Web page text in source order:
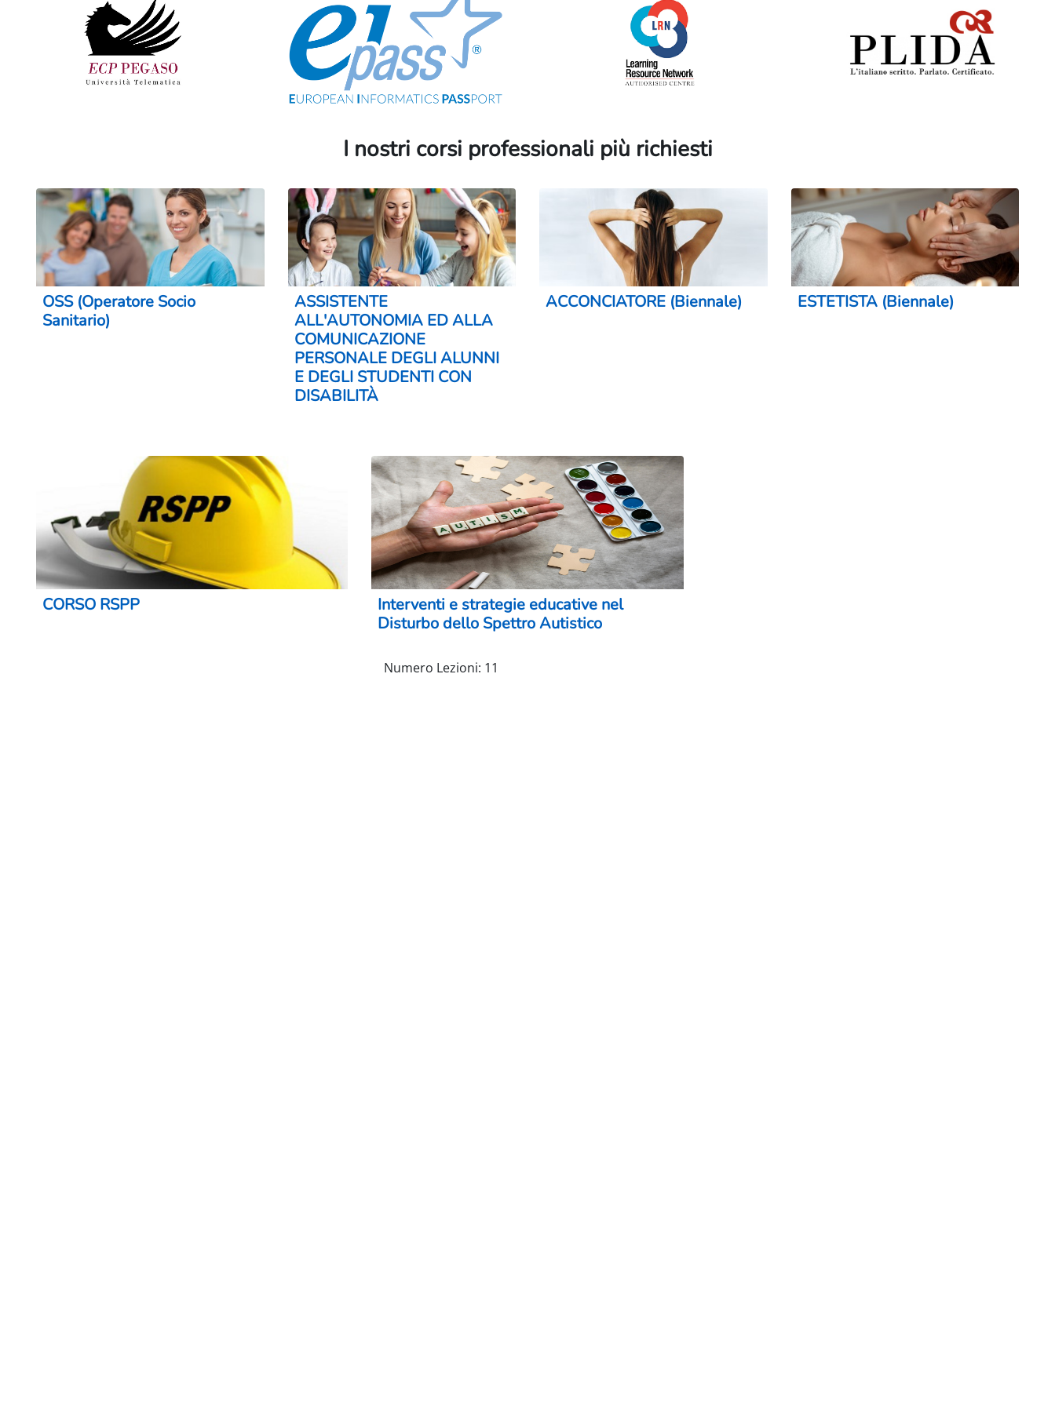
I nostri corsi professionali più richiesti
OSS (Operatore Socio
Sanitario)
ASSISTENTE
ALL'AUTONOMIA ED ALLA
COMUNICAZIONE
PERSONALE DEGLI ALUNNI
E DEGLI STUDENTI CON
DISABILITÀ
ACCONCIATORE (Biennale) ESTETISTA (Biennale)
CORSO RSPP
Interventi e strategie educative nel
Disturbo dello Spettro Autistico
Numero Lezioni: 11